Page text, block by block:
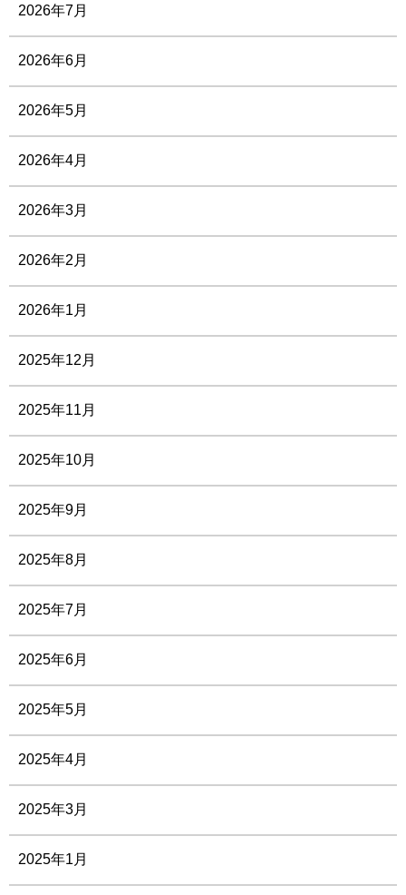
2026年7月
2026年6月
2026年5月
2026年4月
2026年3月
2026年2月
2026年1月
2025年12月
2025年11月
2025年10月
2025年9月
2025年8月
2025年7月
2025年6月
2025年5月
2025年4月
2025年3月
2025年1月